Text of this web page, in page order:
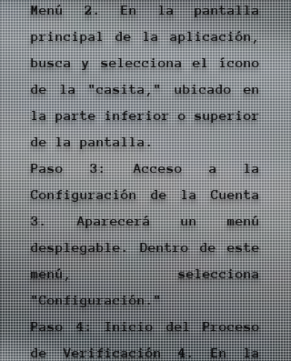
Menú 2. En la pantalla
principal de la aplicación,
busca y selecciona el ícono
de la "casita," ubicado en
la parte inferior o superior
de la pantalla.
Paso 3: Acceso a la
Configuración de la Cuenta
3. Aparecerá un menú
desplegable. Dentro de este
menú, selecciona
"Configuración."
Paso 4: Inicio del Proceso
de Verificación 4. En la